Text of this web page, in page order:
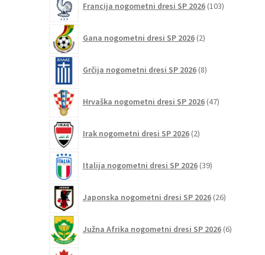
Francija nogometni dresi SP 2026 103izdelki
Gana nogometni dresi SP 2026 2izdelka
Grčija nogometni dresi SP 2026 8izdelkov
Hrvaška nogometni dresi SP 2026 47izdelkov
Irak nogometni dresi SP 2026 2izdelka
Italija nogometni dresi SP 2026 39izdelkov
Japonska nogometni dresi SP 2026 26izdelkov
Južna Afrika nogometni dresi SP 2026 6izdelkov